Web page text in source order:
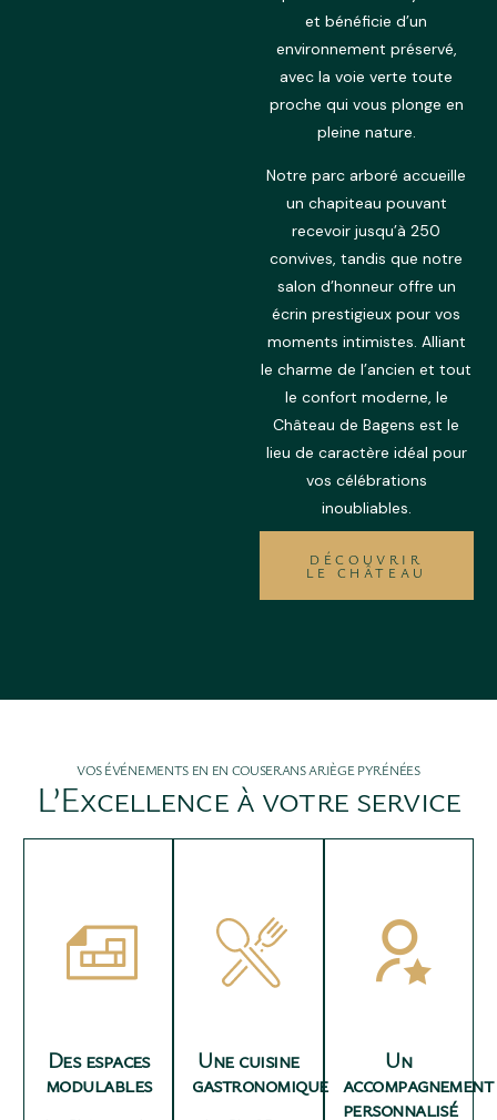
et bénéficie d’un
environnement préservé,
avec la voie verte toute
proche qui vous plonge en
pleine nature.
Notre parc arboré accueille
un chapiteau pouvant
recevoir jusqu’à 250
convives, tandis que notre
salon d’honneur offre un
écrin prestigieux pour vos
moments intimistes. Alliant
le charme de l’ancien et tout
le confort moderne, le
Château de Bagens est le
lieu de caractère idéal pour
vos célébrations
inoubliables.
DÉCOUVRIR
LE CHÂTEAU
VOS ÉVÉNEMENTS EN EN COUSERANS ARIÈGE PYRÉNÉES
L’Excellenceàvotreservice
Des espaces
modulables
Une cuisine
gastronomique
Un
accompagnement
personnalisé